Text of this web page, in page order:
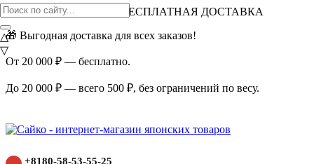
ВНИМАНИЕ АКЦИЯ!
БЕСПЛАТНАЯ ДОСТАВКА
🎁 Выгодная доставка для всех заказов!
От 20 000 ₽ — бесплатно.
До 20 000 ₽ — всего 500 ₽, без ограничений по весу.
+8180-58-53-55-25
△
▽